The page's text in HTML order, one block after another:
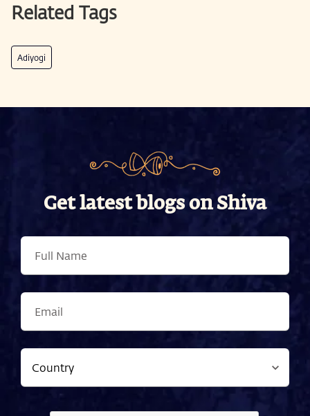
Related Tags
Adiyogi
Get latest blogs on Shiva